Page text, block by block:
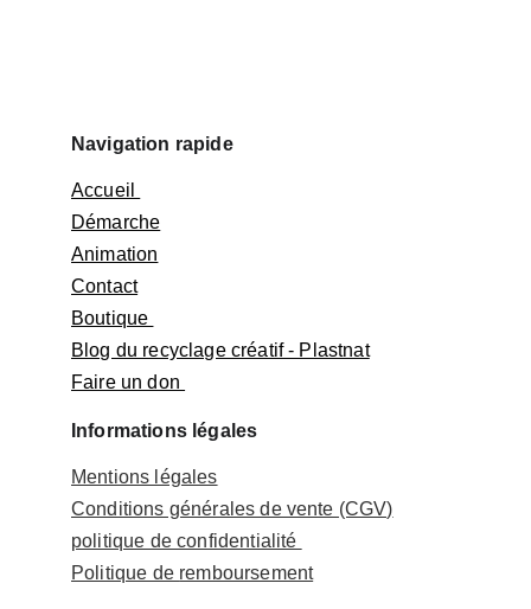
Navigation rapide
Accueil
Démarche
Animation
Contact
Boutique
Blog du recyclage créatif - Plastnat
Faire un don
Informations légales
Mentions légales
Conditions générales de vente (CGV)
politique de confidentialité
Politique de remboursement